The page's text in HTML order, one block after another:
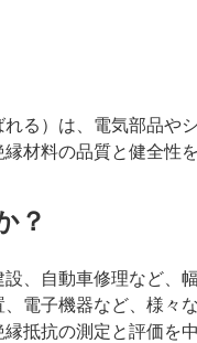
る）は、電気部品や
材料の品質と健全性
？
、自動車修理など、
電子機器など、様々
抵抗の測定と評価を